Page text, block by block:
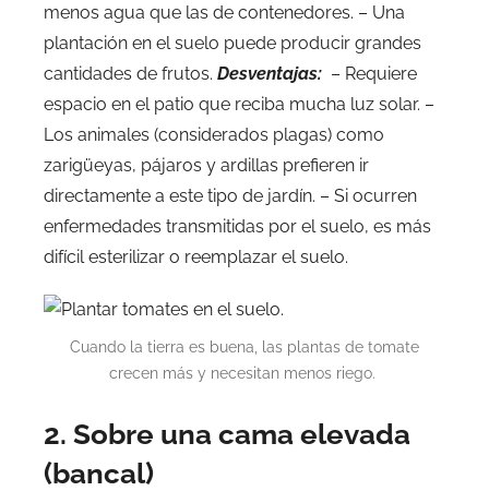
menos agua que las de contenedores. – Una
plantación en el suelo puede producir grandes
cantidades de frutos. Desventajas: – Requiere
espacio en el patio que reciba mucha luz solar. –
Los animales (considerados plagas) como
zarigüeyas, pájaros y ardillas prefieren ir
directamente a este tipo de jardín. – Si ocurren
enfermedades transmitidas por el suelo, es más
difícil esterilizar o reemplazar el suelo.
Cuando la tierra es buena, las plantas de tomate
crecen más y necesitan menos riego.
2. Sobre una cama elevada
(bancal)